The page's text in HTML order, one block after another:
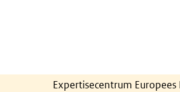
Expertisecentrum Europees